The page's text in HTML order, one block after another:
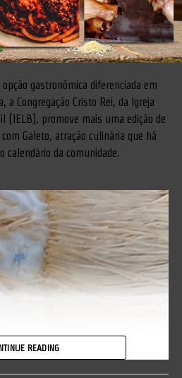
gastronômica diferenciada em
a Congregação Cristo Rei, da Igreja
(IELB), promove mais uma edição de
Galeto, atração culinária que há
calendário da comunidade.
READING